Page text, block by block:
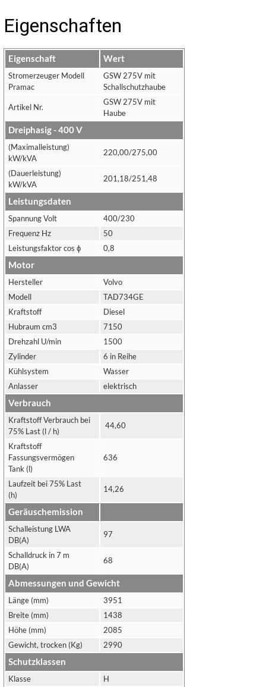
Eigenschaften
Eigenschaft Wert
Stromerzeuger Modell
Pramac
GSW 275V mit
Schallschutzhaube
Artikel Nr.
GSW 275V mit
Haube
Dreiphasig - 400 V
(Maximalleistung)
kW/kVA
220,00/275,00
(Dauerleistung)
kW/kVA
201,18/251,48
Leistungsdaten
Spannung Volt
400/230
Frequenz Hz
50
Leistungsfaktor cos ϕ
0,8
Motor
Hersteller
Volvo
Modell
TAD734GE
Kraftstoff
Diesel
Hubraum cm3
7150
Drehzahl U/min
1500
Zylinder
6 in Reihe
Kühlsystem
Wasser
Anlasser
elektrisch
Verbrauch
Kraftstoff Verbrauch bei
75% Last (l / h)
44,60
Kraftstoff
Fassungsvermögen
Tank (l)
636
Laufzeit bei 75% Last
(h)
14,26
Geräuschemission
Schalleistung LWA
DB(A)
97
Schalldruck in 7 m
DB(A)
68
Abmessungen und Gewicht
Länge (mm)
3951
Breite (mm)
1438
Höhe (mm)
2085
Gewicht, trocken (Kg)
2990
Schutzklassen
Klasse H